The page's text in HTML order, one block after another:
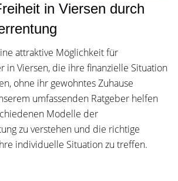
in Viersen durch
attraktive Möglichkeit für
in Viersen, die ihre finanzielle Situation
ohne ihr gewohntes Zuhause
umfassenden Ratgeber helfen
Modelle der
zu verstehen und die richtige
individuelle Situation zu treffen.